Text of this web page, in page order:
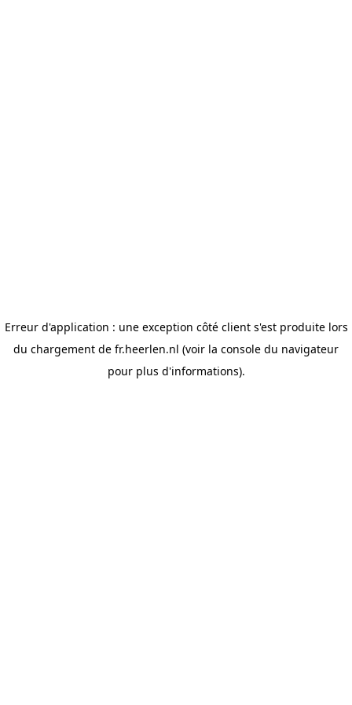
Erreur d'application : une exception côté client s'est produite lors
du chargement de fr.heerlen.nl (voir la console du navigateur
pour plus d'informations).